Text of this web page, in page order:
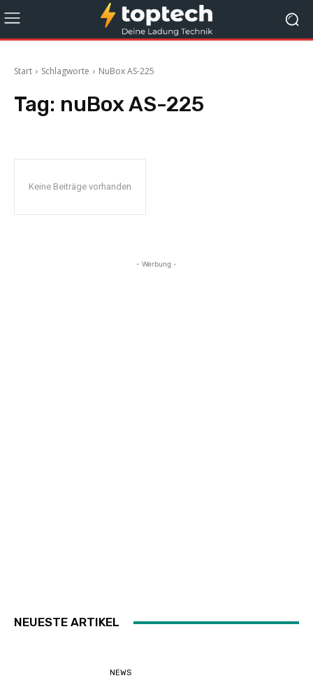
Start Schlagworte NuBox AS-225
Tag: nuBox AS-225
Keine Beiträge vorhanden
- Werbung -
NEUESTE ARTIKEL
NEWS